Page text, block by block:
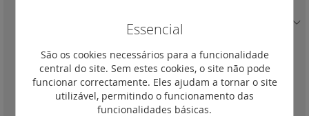
Teclas basculantes com símbolos e ilumináveis
Símbolo campainha
Símbolo chave(0)
Símbolo ventilação(0)
Essencial
São os cookies necessários para a funcionalidade
central do site. Sem estes cookies, o site não pode
funcionar correctamente. Eles ajudam a tornar o site
utilizável, permitindo o funcionamento das
funcionalidades básicas.